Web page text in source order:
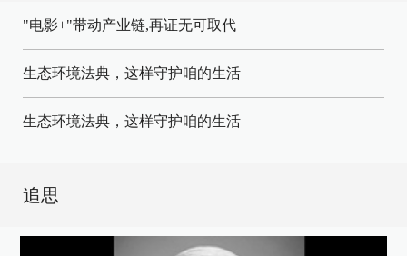
"电影+"带动产业链,再证无可取代
生态环境法典，这样守护咱的生活
生态环境法典，这样守护咱的生活
追思